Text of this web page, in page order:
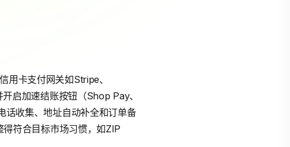
用卡支付网关如Stripe、
启加速结账按钮（Shop Pay、
话收集、地址自动补全和订单备
符合目标市场习惯，如ZIP